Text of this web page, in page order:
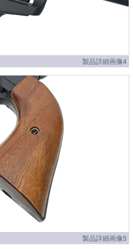
製品詳細画像4
製品詳細画像5